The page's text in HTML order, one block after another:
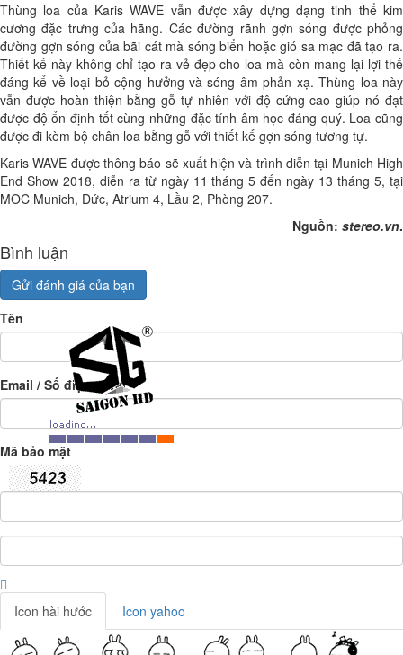
Thùng loa của Karis WAVE vẫn được xây dựng dạng tinh thể kim
cương đặc trưng của hãng. Các đường rãnh gợn sóng được phỏng
đường gợn sóng của bãi cát mà sóng biển hoặc gió sa mạc đã tạo ra.
Thiết kế này không chỉ tạo ra vẻ đẹp cho loa mà còn mang lại lợi thế
đáng kể về loại bỏ cộng hưởng và sóng âm phản xạ. Thùng loa này
vẫn được hoàn thiện bằng gỗ tự nhiên với độ cứng cao giúp nó đạt
được độ ổn định tốt cùng những đặc tính âm học đáng quý. Loa cũng
được đi kèm bộ chân loa bằng gỗ với thiết kế gợn sóng tương tự.
Karis WAVE được thông báo sẽ xuất hiện và trình diễn tại Munich High
End Show 2018, diễn ra từ ngày 11 tháng 5 đến ngày 13 tháng 5, tại
MOC Munich, Đức, Atrium 4, Lầu 2, Phòng 207.
Nguồn: stereo.vn.
Bình luận
Gửi đánh giá của bạn
Tên
Email / Số điện thoại
Mã bảo mật
Icon hài hước Icon yahoo